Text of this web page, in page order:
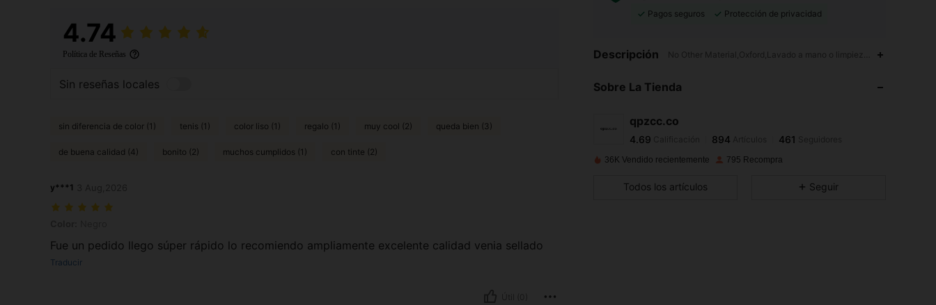
4.74
Política de Reseñas
Sin reseñas locales
sin diferencia de color (1) tenis (1) color liso (1) regalo (1) muy cool (2) queda bien (3)
de buena calidad (4) bonito (2) muchos cumplidos (1) con tinte (2)
y***1
Fue un pedido llego súper rápido lo recomiendo ampliamente excelente calidad venia sellado
Traducir
Pagos seguros
Protección de privacidad
Descripción No Other Material,Oxford,Lavado a mano o limpieza en seco
Sobre La Tienda
qpzcc.co
4.69
4.69
4.69
seguidoHace 1 día
4.69
36K Vendido recientemente 795 Recompra
Todos los artículos Seguir